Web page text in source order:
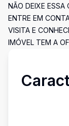
NÃO DEIXE ESSA
ENTRE EM
VISITA E
IMÓVEL TEM A